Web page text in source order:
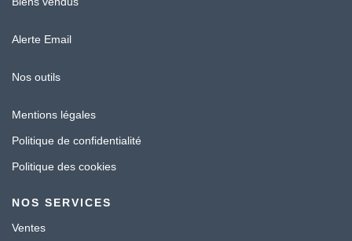
Alerte Email
Nos outils
Mentions légales
Politique de confidentialité
Politique des cookies
NOS SERVICES
Ventes